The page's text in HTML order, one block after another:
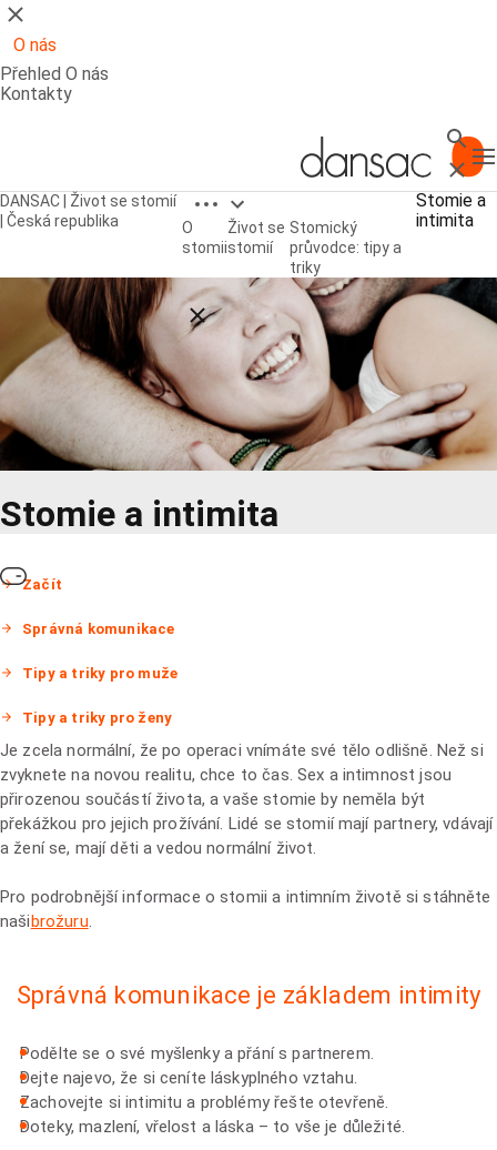
Zavřít
O nás
Přehled O nás
Kontakty
Hledat
Zavřít
DANSAC | Život se stomií
| Česká republika
Open breadcrumbs
Close breadcrumbs
O
stomii
Život se
stomií
Stomický
průvodce: tipy a
triky
Stomie a
intimita
Stomie a intimita
Začít
Správná komunikace
Tipy a triky pro muže
Tipy a triky pro ženy
Je zcela normální, že po operaci vnímáte své tělo odlišně. Než si
zvyknete na novou realitu, chce to čas. Sex a intimnost jsou
přirozenou součástí života, a vaše stomie by neměla být
překážkou pro jejich prožívání. Lidé se stomií mají partnery, vdávají
a žení se, mají děti a vedou normální život.
Pro podrobnější informace o stomii a intimním životě si stáhněte
našibrožuru.
Správná komunikace je základem intimity
Podělte se o své myšlenky a přání s partnerem.
Dejte najevo, že si ceníte láskyplného vztahu.
Zachovejte si intimitu a problémy řešte otevřeně.
Doteky, mazlení, vřelost a láska – to vše je důležité.